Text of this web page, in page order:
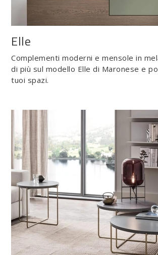
Elle
Complementi moderni e mensole in
di più sul modello Elle di Maronese e
tuoi spazi.